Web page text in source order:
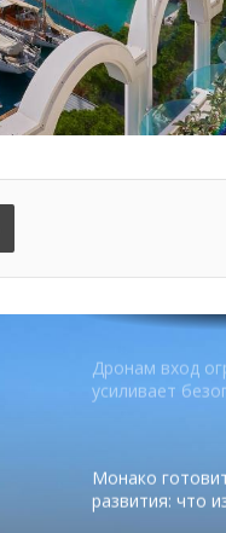
Распечатать
В Монако
с
€1 млн
усиливает
Монако
развития: что
помог детям на